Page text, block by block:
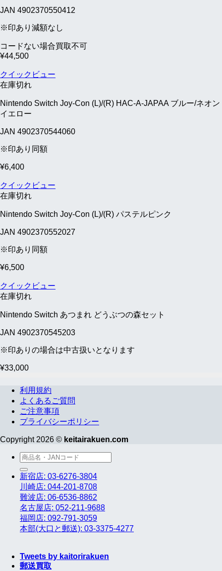
JAN 4902370550412
※印あり減額なし
コードない場合買取不可
¥44,500
クイックビュー
在庫切れ
Nintendo Switch Joy-Con (L)/(R) HAC-A-JAPAA ブルー/ネオン
イエロー
JAN 4902370544060
※印あり同額
¥6,400
クイックビュー
在庫切れ
Nintendo Switch Joy-Con (L)/(R) パステルピンク
JAN 4902370552027
※印あり同額
¥6,500
クイックビュー
在庫切れ
Nintendo Switch あつまれ どうぶつの森セット
JAN 4902370545203
※印ありの場合は中古扱いとなります
¥33,000
利用規約
よくあるご質問
ご注意事項
プライバシーポリシー
Copyright 2026 © keitairakuen.com
検
索
対
象:
新宿店: 03-6276-3804
川崎店: 044-201-8708
難波店: 06-6536-8862
名古屋店: 052-211-9688
福岡店: 092-791-3059
本部(大口と郵送): 03-3375-4277
Tweets by kaitorirakuen
郵送買取